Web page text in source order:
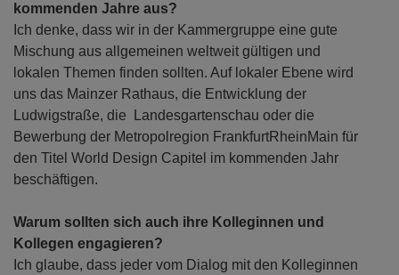
kommenden Jahre aus?
Ich denke, dass wir in der Kammergruppe eine gute
Mischung aus allgemeinen weltweit gültigen und
lokalen Themen finden sollten. Auf lokaler Ebene wird
uns das Mainzer Rathaus, die Entwicklung der
Ludwigstraße, die Landesgartenschau oder die
Bewerbung der Metropolregion FrankfurtRheinMain für
den Titel World Design Capitel im kommenden Jahr
beschäftigen.
Warum sollten sich auch ihre Kolleginnen und
Kollegen engagieren?
Ich glaube, dass jeder vom Dialog mit den Kolleginnen